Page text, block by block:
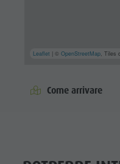
Leaflet | ©OpenStreetMap, Tiles
Come arrivare